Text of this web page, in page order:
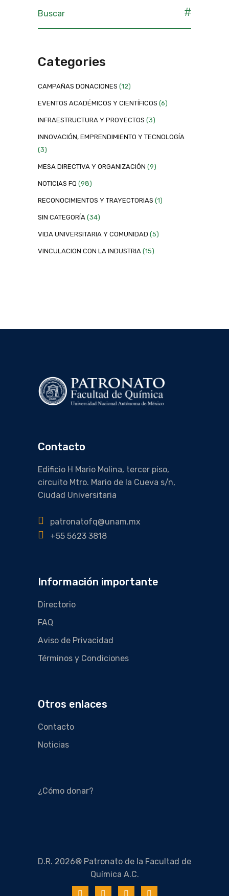
Categories
CAMPAÑAS DONACIONES (12)
EVENTOS ACADÉMICOS Y CIENTÍFICOS (6)
INFRAESTRUCTURA Y PROYECTOS (3)
INNOVACIÓN, EMPRENDIMIENTO Y TECNOLOGÍA
(3)
MESA DIRECTIVA Y ORGANIZACIÓN (9)
NOTICIAS FQ (98)
RECONOCIMIENTOS Y TRAYECTORIAS (1)
SIN CATEGORÍA (34)
VIDA UNIVERSITARIA Y COMUNIDAD (5)
VINCULACION CON LA INDUSTRIA (15)
Contacto
Edificio H Mario Molina, tercer piso,
circuito Mtro. Mario de la Cueva s/n,
Ciudad Universitaria
patronatofq@unam.mx
+55 5623 3818
Información importante
Directorio
FAQ
Aviso de Privacidad
Términos y Condiciones
Otros enlaces
Contacto
Noticias
¿Cómo donar?
D.R. 2026® Patronato de la Facultad de
Química A.C.